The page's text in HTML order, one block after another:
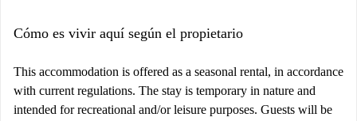
Cómo es vivir aquí según el propietario
This accommodation is offered as a seasonal rental, in accordance
with current regulations. The stay is temporary in nature and
intended for recreational and/or leisure purposes. Guests will be